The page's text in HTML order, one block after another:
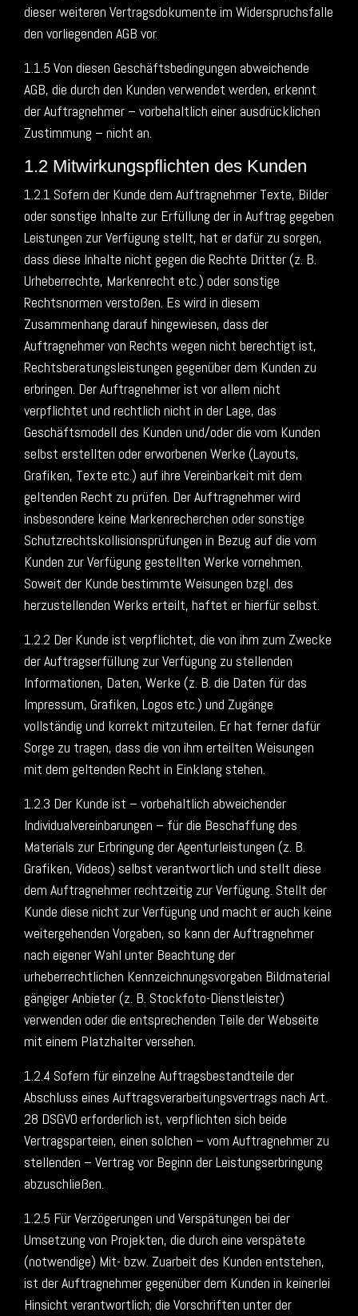
dieser weiteren Vertragsdokumente im Widerspruchsfalle
den vorliegenden AGB vor.
1.1.5 Von diesen Geschäftsbedingungen abweichende
AGB, die durch den Kunden verwendet werden, erkennt
der Auftragnehmer – vorbehaltlich einer ausdrücklichen
Zustimmung – nicht an.
1.2 Mitwirkungspflichten des Kunden
1.2.1 Sofern der Kunde dem Auftragnehmer Texte, Bilder
oder sonstige Inhalte zur Erfüllung der in Auftrag gegeben
Leistungen zur Verfügung stellt, hat er dafür zu sorgen,
dass diese Inhalte nicht gegen die Rechte Dritter (z. B.
Urheberrechte, Markenrecht etc.) oder sonstige
Rechtsnormen verstoßen. Es wird in diesem
Zusammenhang darauf hingewiesen, dass der
Auftragnehmer von Rechts wegen nicht berechtigt ist,
Rechtsberatungsleistungen gegenüber dem Kunden zu
erbringen. Der Auftragnehmer ist vor allem nicht
verpflichtet und rechtlich nicht in der Lage, das
Geschäftsmodell des Kunden und/oder die vom Kunden
selbst erstellten oder erworbenen Werke (Layouts,
Grafiken, Texte etc.) auf ihre Vereinbarkeit mit dem
geltenden Recht zu prüfen. Der Auftragnehmer wird
insbesondere keine Markenrecherchen oder sonstige
Schutzrechtskollisionsprüfungen in Bezug auf die vom
Kunden zur Verfügung gestellten Werke vornehmen.
Soweit der Kunde bestimmte Weisungen bzgl. des
herzustellenden Werks erteilt, haftet er hierfür selbst.
1.2.2 Der Kunde ist verpflichtet, die von ihm zum Zwecke
der Auftragserfüllung zur Verfügung zu stellenden
Informationen, Daten, Werke (z. B. die Daten für das
Impressum, Grafiken, Logos etc.) und Zugänge
vollständig und korrekt mitzuteilen. Er hat ferner dafür
Sorge zu tragen, dass die von ihm erteilten Weisungen
mit dem geltenden Recht in Einklang stehen.
1.2.3 Der Kunde ist – vorbehaltlich abweichender
Individualvereinbarungen – für die Beschaffung des
Materials zur Erbringung der Agenturleistungen (z. B.
Grafiken, Videos) selbst verantwortlich und stellt diese
dem Auftragnehmer rechtzeitig zur Verfügung. Stellt der
Kunde diese nicht zur Verfügung und macht er auch keine
weitergehenden Vorgaben, so kann der Auftragnehmer
nach eigener Wahl unter Beachtung der
urheberrechtlichen Kennzeichnungsvorgaben Bildmaterial
gängiger Anbieter (z. B. Stockfoto-Dienstleister)
verwenden oder die entsprechenden Teile der Webseite
mit einem Platzhalter versehen.
1.2.4 Sofern für einzelne Auftragsbestandteile der
Abschluss eines Auftragsverarbeitungsvertrags nach Art.
28 DSGVO erforderlich ist, verpflichten sich beide
Vertragsparteien, einen solchen – vom Auftragnehmer zu
stellenden – Vertrag vor Beginn der Leistungserbringung
abzuschließen.
1.2.5 Für Verzögerungen und Verspätungen bei der
Umsetzung von Projekten, die durch eine verspätete
(notwendige) Mit- bzw. Zuarbeit des Kunden entstehen,
ist der Auftragnehmer gegenüber dem Kunden in keinerlei
Hinsicht verantwortlich; die Vorschriften unter der